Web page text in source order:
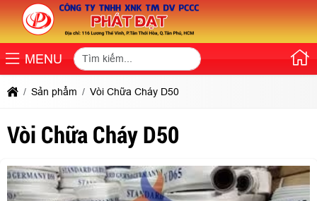
MENU
Sản phẩm Vòi Chữa Cháy D50
Vòi Chữa Cháy D50